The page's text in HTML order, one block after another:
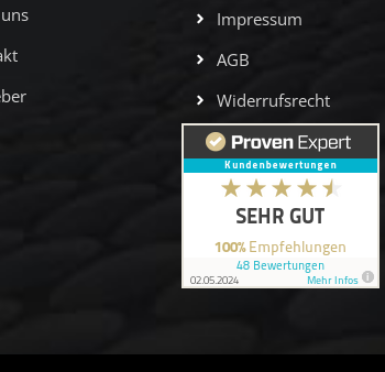
Impressum
AGB
Widerrufsrecht